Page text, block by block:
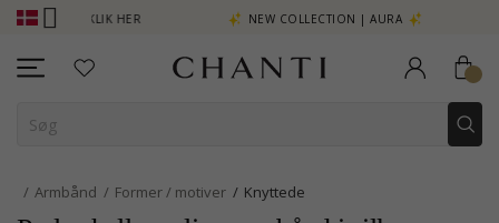
MERE - KLIK HER NEW COLLECTION | AURA
Armbånd Former / motiver Knyttede